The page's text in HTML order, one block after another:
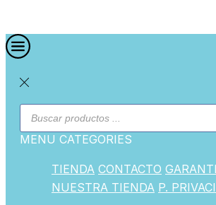
MENU CATEGORIES
TIENDA CONTACTO
NUESTRA TIENDA P.